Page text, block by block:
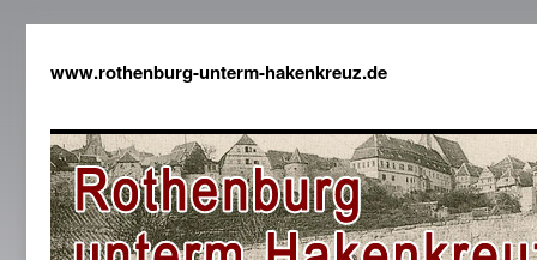
www.rothenburg-unterm-hakenkreuz.de